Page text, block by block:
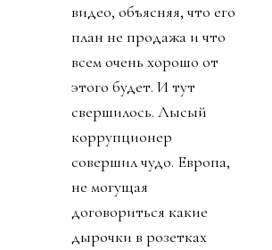
видео, объясняя, что его
план не продажа и что
всем очень хорошо от
этого будет. И тут
свершилось. Лысый
коррупционер
совершил чудо. Европа,
не могущая
договориться какие
дырочки в розетках